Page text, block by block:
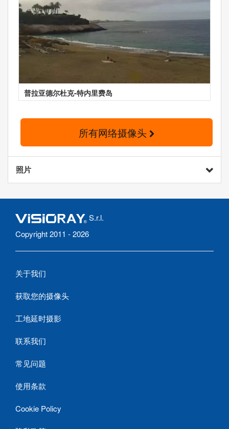
普拉亚德尔杜克-特内里费岛
所有网络摄像头
照片
S.r.l.
Copyright 2011 - 2026
关于我们
获取您的摄像头
工地延时摄影
联系我们
常见问题
使用条款
Cookie Policy